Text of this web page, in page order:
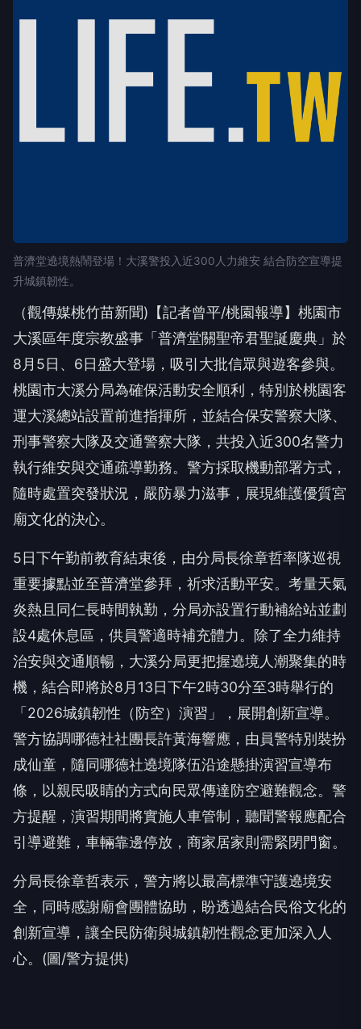
普濟堂遶境熱鬧登場！大溪警投入近300人力維安 結合防空宣導提
升城鎮韌性。
（觀傳媒桃竹苗新聞)【記者曾平/桃園報導】桃園市
大溪區年度宗教盛事「普濟堂關聖帝君聖誕慶典」於
8月5日、6日盛大登場，吸引大批信眾與遊客參與。
桃園市大溪分局為確保活動安全順利，特別於桃園客
運大溪總站設置前進指揮所，並結合保安警察大隊、
刑事警察大隊及交通警察大隊，共投入近300名警力
執行維安與交通疏導勤務。警方採取機動部署方式，
隨時處置突發狀況，嚴防暴力滋事，展現維護優質宮
廟文化的決心。
5日下午勤前教育結束後，由分局長徐章哲率隊巡視
重要據點並至普濟堂參拜，祈求活動平安。考量天氣
炎熱且同仁長時間執勤，分局亦設置行動補給站並劃
設4處休息區，供員警適時補充體力。除了全力維持
治安與交通順暢，大溪分局更把握遶境人潮聚集的時
機，結合即將於8月13日下午2時30分至3時舉行的
「2026城鎮韌性（防空）演習」，展開創新宣導。
警方協調哪德社社團長許黃海響應，由員警特別裝扮
成仙童，隨同哪德社遶境隊伍沿途懸掛演習宣導布
條，以親民吸睛的方式向民眾傳達防空避難觀念。警
方提醒，演習期間將實施人車管制，聽聞警報應配合
引導避難，車輛靠邊停放，商家居家則需緊閉門窗。
分局長徐章哲表示，警方將以最高標準守護遶境安
全，同時感謝廟會團體協助，盼透過結合民俗文化的
創新宣導，讓全民防衛與城鎮韌性觀念更加深入人
心。(圖/警方提供)